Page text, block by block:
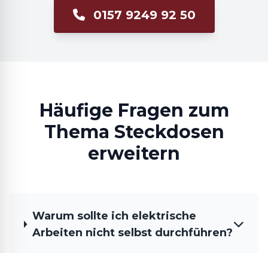
0157 9249 92 50
Häufige Fragen zum
Thema Steckdosen
erweitern
Warum sollte ich elektrische
Arbeiten nicht selbst durchführen?